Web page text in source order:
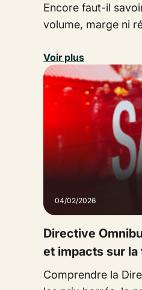
Encore faut-il
volume, marge ni
Voir plus
04/02/2026
Directive
et impacts sur
Comprendre la